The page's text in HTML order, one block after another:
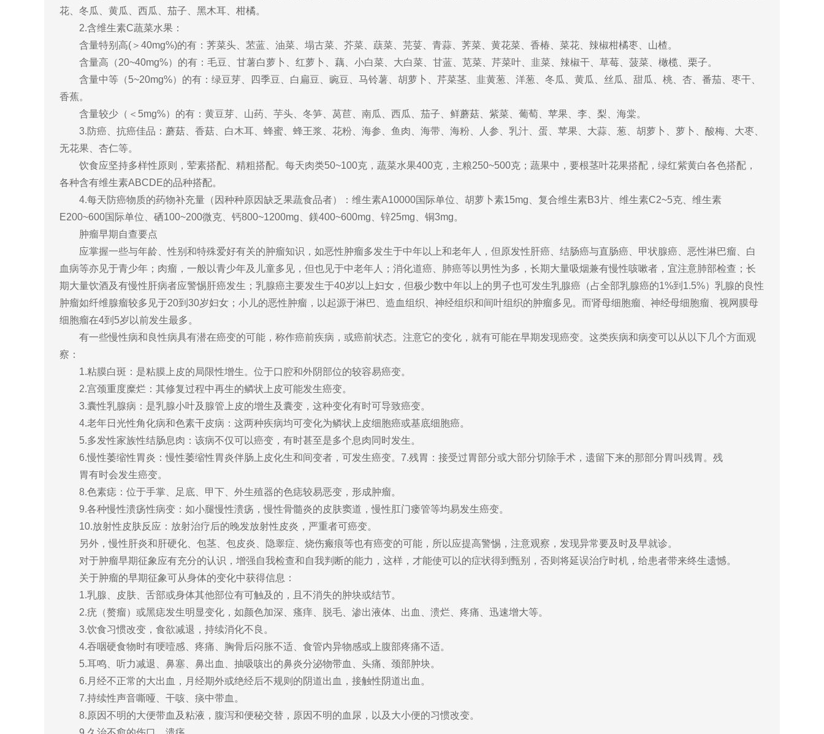
花、冬瓜、黄瓜、西瓜、茄子、黑木耳、柑橘。
2.含维生素C蔬菜水果：
含量特别高(＞40mg%)的有：荠菜头、苤蓝、油菜、塌古菜、芥菜、蕻菜、芫荽、青蒜、荠菜、黄花菜、香椿、菜花、辣椒柑橘枣、山楂。
含量高（20~40mg%）的有：毛豆、甘薯白萝卜、红萝卜、藕、小白菜、大白菜、甘蓝、苋菜、芹菜叶、韭菜、辣椒干、草莓、菠菜、橄榄、栗子。
含量中等（5~20mg%）的有：绿豆芽、四季豆、白扁豆、豌豆、马铃薯、胡萝卜、芹菜茎、韭黄葱、洋葱、冬瓜、黄瓜、丝瓜、甜瓜、桃、杏、番茄、枣干、
香蕉。
含量较少（＜5mg%）的有：黄豆芽、山药、芋头、冬笋、莴苣、南瓜、西瓜、茄子、鲜蘑菇、紫菜、葡萄、苹果、李、梨、海棠。
3.防癌、抗癌佳品：蘑菇、香菇、白木耳、蜂蜜、蜂王浆、花粉、海参、鱼肉、海带、海粉、人参、乳汁、蛋、苹果、大蒜、葱、胡萝卜、萝卜、酸梅、大枣、
无花果、杏仁等。
饮食应坚持多样性原则，荤素搭配、精粗搭配。每天肉类50~100克，蔬菜水果400克，主粮250~500克；蔬果中，要根茎叶花果搭配，绿红紫黄白各色搭配，
各种含有维生素ABCDE的品种搭配。
4.每天防癌物质的药物补充量（因种种原因缺乏果蔬食品者）：维生素A10000国际单位、胡萝卜素15mg、复合维生素B3片、维生素C2~5克、维生素
E200~600国际单位、硒100~200微克、钙800~1200mg、鎂400~600mg、锌25mg、铜3mg。
肿瘤早期自查要点
应掌握一些与年龄、性别和特殊爱好有关的肿瘤知识，如恶性肿瘤多发生于中年以上和老年人，但原发性肝癌、结肠癌与直肠癌、甲状腺癌、恶性淋巴瘤、白
血病等亦见于青少年；肉瘤，一般以青少年及儿童多见，但也见于中老年人；消化道癌、肺癌等以男性为多，长期大量吸烟兼有慢性咳嗽者，宜注意肺部检查；长
期大量饮酒及有慢性肝病者应警惕肝癌发生；乳腺癌主要发生于40岁以上妇女，但极少数中年以上的男子也可发生乳腺癌（占全部乳腺癌的1%到1.5%）乳腺的良性
肿瘤如纤维腺瘤较多见于20到30岁妇女；小儿的恶性肿瘤，以起源于淋巴、造血组织、神经组织和间叶组织的肿瘤多见。而肾母细胞瘤、神经母细胞瘤、视网膜母
细胞瘤在4到5岁以前发生最多。
有一些慢性病和良性病具有潜在癌变的可能，称作癌前疾病，或癌前状态。注意它的变化，就有可能在早期发现癌变。这类疾病和病变可以从以下几个方面观
察：
1.粘膜白斑：是粘膜上皮的局限性增生。位于口腔和外阴部位的较容易癌变。
2.宫颈重度糜烂：其修复过程中再生的鳞状上皮可能发生癌变。
3.囊性乳腺病：是乳腺小叶及腺管上皮的增生及囊变，这种变化有时可导致癌变。
4.老年日光性角化病和色素干皮病：这两种疾病均可变化为鳞状上皮细胞癌或基底细胞癌。
5.多发性家族性结肠息肉：该病不仅可以癌变，有时甚至是多个息肉同时发生。
6.慢性萎缩性胃炎：慢性萎缩性胃炎伴肠上皮化生和间变者，可发生癌变。7.残胃：接受过胃部分或大部分切除手术，遗留下来的那部分胃叫残胃。残
胃有时会发生癌变。
8.色素痣：位于手掌、足底、甲下、外生殖器的色痣较易恶变，形成肿瘤。
9.各种慢性溃疡性病变：如小腿慢性溃疡，慢性骨髓炎的皮肤窦道，慢性肛门瘘管等均易发生癌变。
10.放射性皮肤反应：放射治疗后的晚发放射性皮炎，严重者可癌变。
另外，慢性肝炎和肝硬化、包茎、包皮炎、隐睾症、烧伤瘢痕等也有癌变的可能，所以应提高警惕，注意观察，发现异常要及时及早就诊。
对于肿瘤早期征象应有充分的认识，增强自我检查和自我判断的能力，这样，才能使可以的症状得到甄别，否则将延误治疗时机，给患者带来终生遗憾。
关于肿瘤的早期征象可从身体的变化中获得信息：
1.乳腺、皮肤、舌部或身体其他部位有可触及的，且不消失的肿块或结节。
2.疣（赘瘤）或黑痣发生明显变化，如颜色加深、瘙痒、脱毛、渗出液体、出血、溃烂、疼痛、迅速增大等。
3.饮食习惯改变，食欲减退，持续消化不良。
4.吞咽硬食物时有哽噎感、疼痛、胸骨后闷胀不适、食管内异物感或上腹部疼痛不适。
5.耳鸣、听力减退、鼻塞、鼻出血、抽吸咳出的鼻炎分泌物带血、头痛、颈部肿块。
6.月经不正常的大出血，月经期外或绝经后不规则的阴道出血，接触性阴道出血。
7.持续性声音嘶哑、干咳、痰中带血。
8.原因不明的大便带血及粘液，腹泻和便秘交替，原因不明的血尿，以及大小便的习惯改变。